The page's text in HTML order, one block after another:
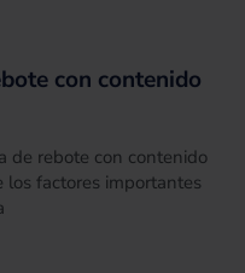
con contenido
de rebote con contenido
los factores importantes